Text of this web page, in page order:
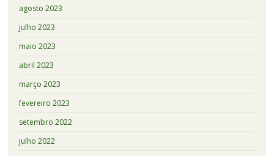
agosto 2023
julho 2023
maio 2023
abril 2023
março 2023
fevereiro 2023
setembro 2022
julho 2022